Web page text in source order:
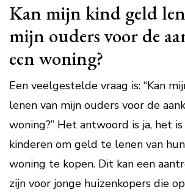
Kan mijn kind geld
mijn ouders voor de
een woning?
Een veelgestelde vraag is: “Kan
lenen van mijn ouders voor de
woning?” Het antwoord is ja, het
kinderen om geld te lenen van
woning te kopen. Dit kan een
zijn voor jonge huizenkopers die